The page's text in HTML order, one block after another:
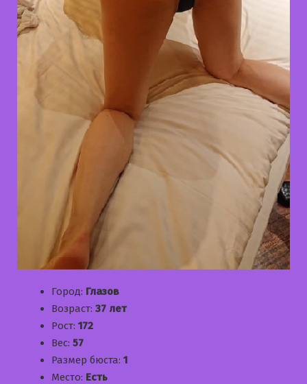
Город: Глазов
Возраст: 37 лет
Рост: 172
Вес: 57
Размер бюста: 1
Место: Есть